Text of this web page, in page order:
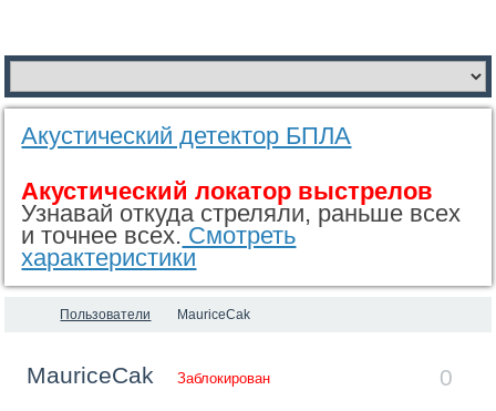
Акустический детектор БПЛА
Акустический локатор выстрелов
Узнавай откуда стреляли, раньше всех
и точнее всех. Смотреть
характеристики
Пользователи MauriceCak
0
MauriceCak Заблокирован